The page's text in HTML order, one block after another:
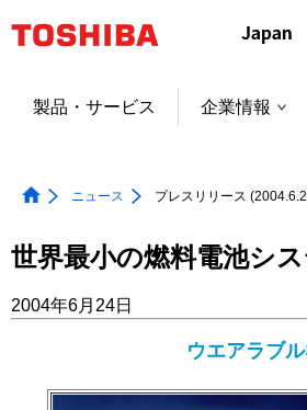
ャ
製品・サービス 企業情報
ニュース プレスリリース
世界最小の燃料電池シ
2004年6月24日
ウエアラブ